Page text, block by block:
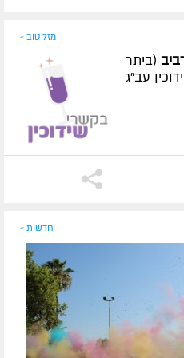
מזל טוב »
(ביתר
עב"ג
חדשות »